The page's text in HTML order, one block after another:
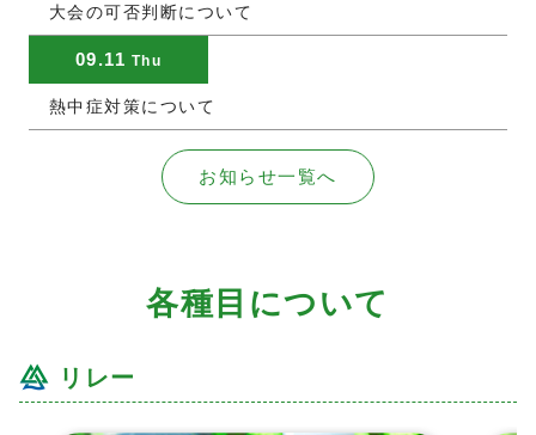
大会の可否判断について
09.11 Thu
熱中症対策について
お知らせ一覧へ
各種目について
リレー